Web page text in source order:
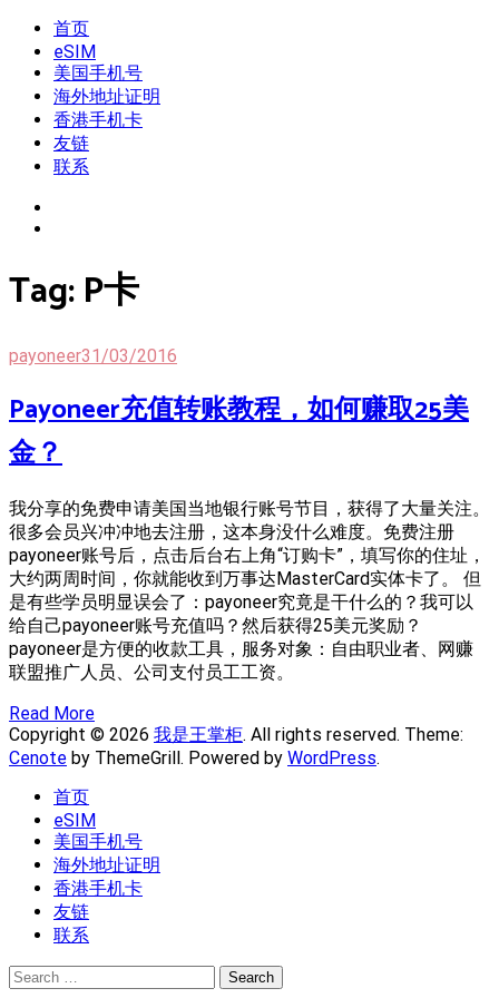
Skip
content
我是王掌柜
新闻酸菜馆|极客电台|自媒体联盟
首页
eSIM
美国手机号
海外地址证明
香港手机卡
友链
联系
Tag:P卡
payoneer31/03/2016
Payoneer充值转账教程，如何赚取25美
金？
我分享的免费申请美国当地银行账号节目，获得了大量关注。
很多会员兴冲冲地去注册，这本身没什么难度。免费注册
payoneer账号后，点击后台右上角“订购卡”，填写你的住址，
大约两周时间，你就能收到万事达MasterCard实体卡了。 但
是有些学员明显误会了：payoneer究竟是干什么的？我可以
给自己payoneer账号充值吗？然后获得25美元奖励？
payoneer是方便的收款工具，服务对象：自由职业者、网赚
联盟推广人员、公司支付员工工资。
Read More
Copyright © 2026 我是王掌柜. All rights reserved. Theme:
Cenote by ThemeGrill. Powered by WordPress.
首页
eSIM
美国手机号
海外地址证明
香港手机卡
友链
联系
Search